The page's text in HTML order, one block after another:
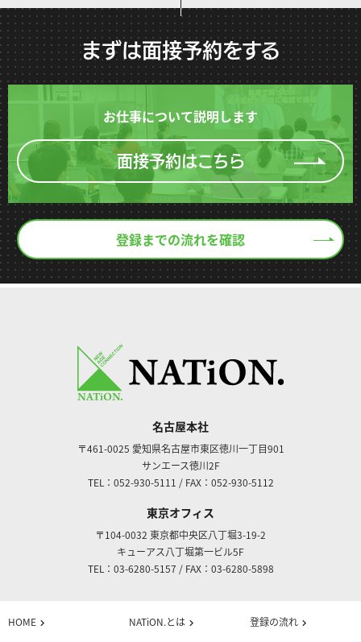
まずは面接予約をする
お仕事について説明します
面接予約はこちら
登録までの流れを確認
名古屋本社
〒461-0025 愛知県名古屋市東区徳川一丁目901
サンエース徳川2F
TEL：052-930-5111 / FAX：052-930-5112
東京オフィス
〒104-0032 東京都中央区八丁堀3-19-2
キューアス八丁堀第一ビル5F
TEL：03-6280-5157 / FAX：03-6280-5898
HOME chevron_right NATiON.とはchevron_right 登録の流れchevron_right